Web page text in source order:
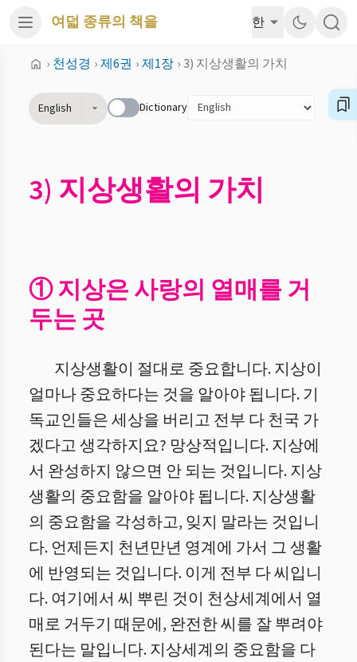
여덟 종류의 책을 한
› 천성경 ›제6권 ›제1장 › 3) 지상생활의 가치
English Dictionary
3) 지상생활의 가치
① 지상은 사랑의 열매를 거
두는 곳
지상생활이 절대로 중요합니다. 지상이
얼마나 중요하다는 것을 알아야 됩니다. 기
독교인들은 세상을 버리고 전부 다 천국 가
겠다고 생각하지요? 망상적입니다. 지상에
서 완성하지 않으면 안 되는 것입니다. 지상
생활의 중요함을 알아야 됩니다. 지상생활
의 중요함을 각성하고, 잊지 말라는 것입니
다. 언제든지 천년만년 영계에 가서 그 생활
에 반영되는 것입니다. 이게 전부 다 씨입니
다. 여기에서 씨 뿌린 것이 천상세계에서 열
매로 거두기 때문에, 완전한 씨를 잘 뿌려야
된다는 말입니다. 지상세계의 중요함을 다